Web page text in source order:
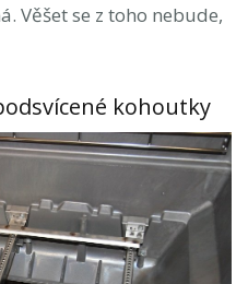
Věšet se z toho nebude,
kohoutky